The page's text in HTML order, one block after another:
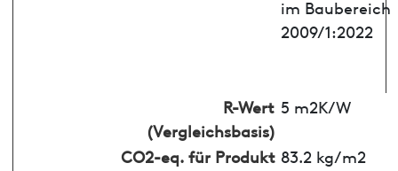
im Baubereich
2009/1:2022
R-Wert
(Vergleichsbasis)
5 m2K/W
CO2-eq. für Produkt 83.2 kg/m2